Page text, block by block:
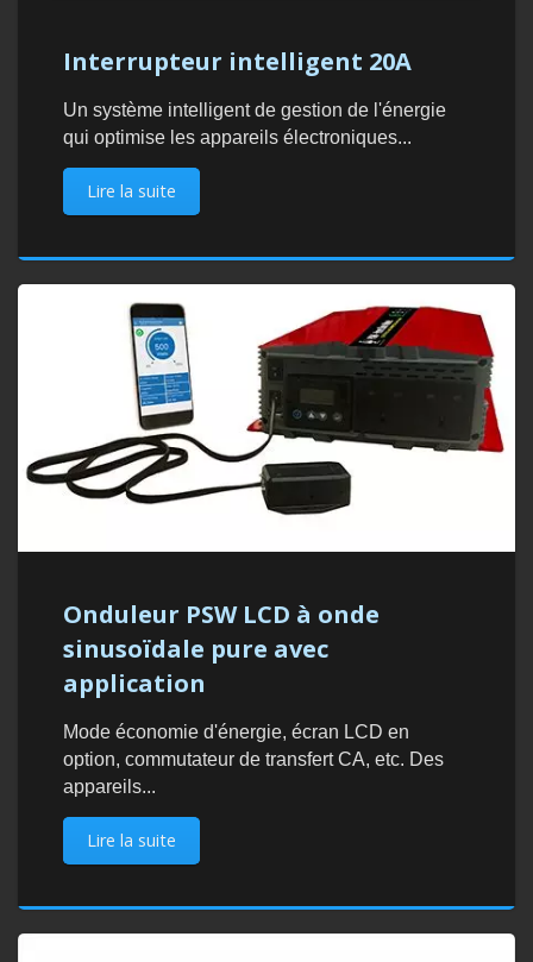
Interrupteur intelligent 20A
Un système intelligent de gestion de l'énergie
qui optimise les appareils électroniques...
Lire la suite
Onduleur PSW LCD à onde
sinusoïdale pure avec
application
Mode économie d'énergie, écran LCD en
option, commutateur de transfert CA, etc. Des
appareils...
Lire la suite